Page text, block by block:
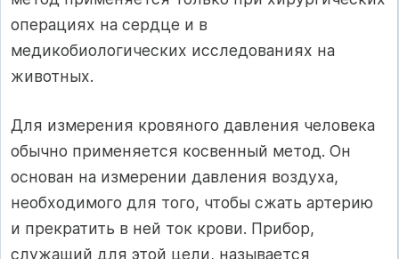
операциях на сердце и в
медикобиологических исследованиях на
животных.
Для измерения кровяного давления человека
обычно применяется косвенный метод. Он
основан на измерении давления воздуха,
необходимого для того, чтобы сжать артерию
и прекратить в ней ток крови. Прибор,
служащий для этой цели, называется